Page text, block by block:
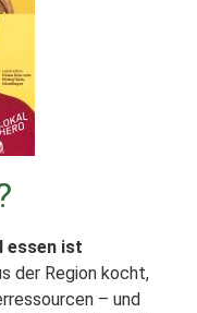
essen ist
der Region kocht,
– und